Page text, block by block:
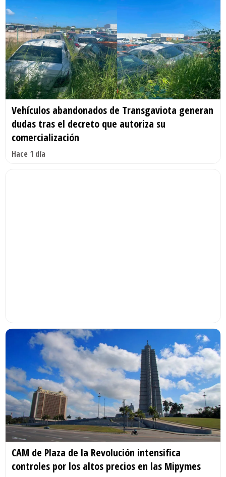
Vehículos abandonados de Transgaviota generan
dudas tras el decreto que autoriza su
comercialización
Hace 1 día
CAM de Plaza de la Revolución intensifica
controles por los altos precios en las Mipymes